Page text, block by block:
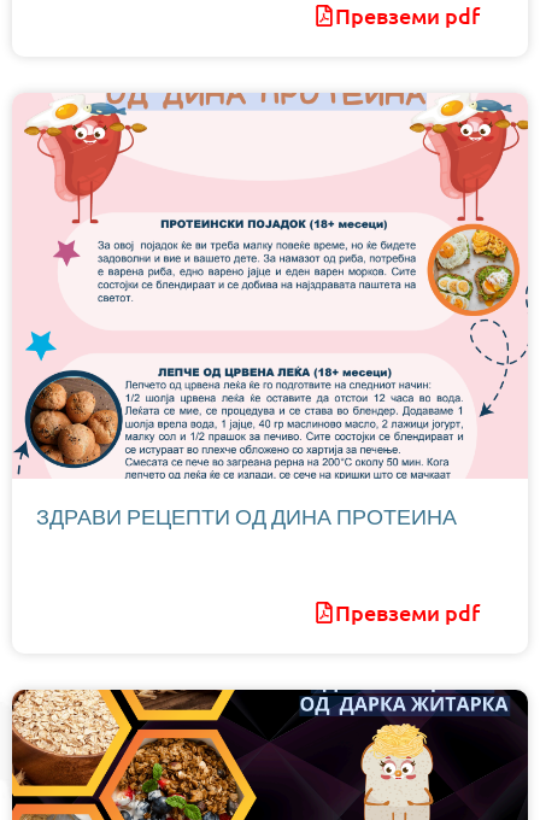
Превземи pdf
ЗДРАВИ РЕЦЕПТИ ОД ДИНА ПРОТЕИНА
Превземи pdf